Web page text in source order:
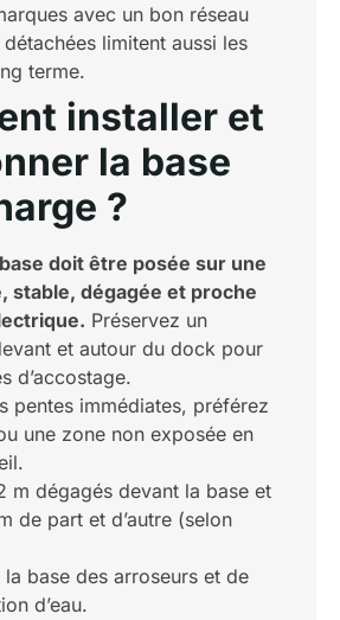
avec un bon réseau
limitent aussi les
terme.
installer et
la base
?
doit être posée sur une
stable, dégagée et proche
Préservez un
et autour du dock pour
d’accostage.
pentes immédiates, préférez
une zone non exposée en
m dégagés devant la base et
de part et d’autre (selon
la base des arroseurs et de
d’eau.